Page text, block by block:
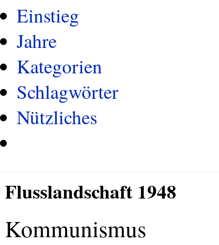
Einstieg
Jahre
Kategorien
Schlagwörter
Nützliches
Flusslandschaft 1948
Kommunismus